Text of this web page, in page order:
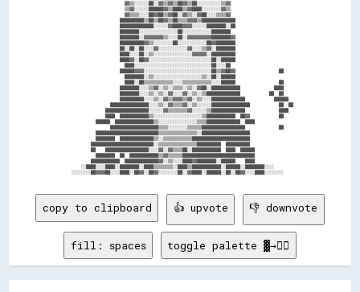
                        ▓▓▒▒░░░░░░██░░▓▓▒▒▓▓▒▒██▓▓▒▒██░░░░░░░░░░▒▒▓▓
                        ▒▒▓▓░░░░░░██████▓▓▒▒████▒▒▓▓████░░░░░░░░▓▓▒▒
                        ▓▓▒▒▒▒░░░░██▓▓██▒▒▓▓██░░▓▓▒▒░░▓▓██░░░░▒▒▒▒▓▓
                      ██████████▒▒██▒▒██▓▓▒▒██▒▒▒▒▓▓▓▓▒▒██████████████
                      ██████████████░░░░░░▓▓████▓▓▓▓░░░░░░████████░░██
                      ████████░░░░░░░░░░░░░░░░██░░░░░░░░░░░░████████
                      ████████░░▓▓▓▓▓▓▓▓▒▒░░░░██░░▓▓▓▓▓▓▓▓▓▓████████▓▓
                      ██████████▓▓▒▒░░░░░░░░██░░░░░░░░░░░░██▓▓████████
                      ██░░██░░██░░░░▓▓░░░░░░░░░░░░▓▓░░░░▒▒▓▓░░████████
                      ████░░░░██░░▒▒░░░░░░░░░░░░░░░░▓▓▓▓▓▓░░██████████
                      ████▓▓░░██▓▓░░░░░░░░░░░░░░░░░░░░░░░░░░██░░██████
                        ████░░░░░░░░░░░░░░░░░░░░░░░░░░░░░░░░██░░░░██
                      ██████▓▓▓▓░░░░░░░░░░░░░░░░░░░░░░░░░░░░██▒▒▓▓██▓▓                  ██
                        ████████░░▒▒░░░░░░░░░░░░░░░░░░░░▒▒░░██░░██████
                        ████░░██▒▒▒▒▒▒▒▒▒▒▒▒░░░░▒▒▒▒▒▒▒▒▒▒▒▒░░░░██████                  ██
                      ████████░░░░▒▒▓▓░░▒▒░░▒▒▒▒░░▒▒░░▓▓██░░████████████              ████
                      ████████░░░░▒▒░░▒▒░░▓▓░░░░▓▓░░▒▒░░▒▒██████████████            ██  ██
                      ██████████░░░░▒▒░░▓▓▒▒▓▓▓▓▒▒▓▓░░▒▒░░░░██████████████            ██████
                  ████████████████░░░░▒▒░░▓▓▒▒▒▒▓▓░░▒▒░░░░░░████████████████            ██  ██
                ██████████████████░░░░░░▓▓▒▒▒▒▒▒▒▒▓▓░░░░░░▒▒██████████████              ████
                ████  ████████████▒▒░░░░░░░░░░░░░░░░░░░░▒▒████████████  ██▓▓            ██
            ██████  ████████████████▒▒░░░░░░░░░░░░░░░░▒▒▒▒██████████████  ████
                  ████████████████████▒▒▒▒░░░░░░░░▒▒▒▒▒▒██████████████████              ██
            ██████████████████████████▒▒▒▒▒▒▒▒▒▒▒▒▒▒▒▒░░████████████████████
            ████████  ██████████████▒▒░░▒▒▒▒▒▒▒▒▒▒▒▒████████████████████████
          ██████████████████████████░░▒▒▒▒▒▒▒▒▒▒▒▒▒▒▒▒██████████  ██████████
          ██    ██████████████████░░░░▓▓░░▓▓▒▒▒▒██░░████████████  ████  ██████
            ████████  ██  ████████████▒▒▓▓▒▒▒▒▒▒██████████████████████████████
          ████████████  ██████████████▓▓░░▒▒░░░░████▓▓████████░░██████    ████
      ░░████░░░░████░░████████░░████▒▒▒▒▒▒▒▒░░████▒▒████████████░░██████░░████████░░░░
copy to clipboard 👍 upvote 👎 downvote
fill: spaces toggle palette ▓→✊🏽